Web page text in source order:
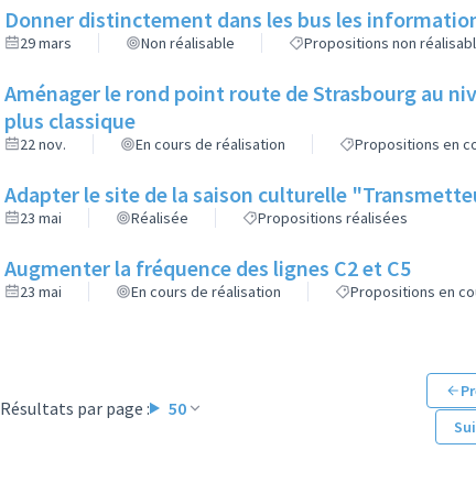
Donner distinctement dans les bus les
29 mars Non réalisable Propositions non
Aménager le rond point route de Strasbourg au
plus classique
22 nov. En cours de réalisation Propositions en
Adapter le site de la saison culturelle
23 mai Réalisée Propositions réalisées
Augmenter la fréquence des lignes C2 et C5
23 mai En cours de réalisation Propositions en
Résultats par page : 50